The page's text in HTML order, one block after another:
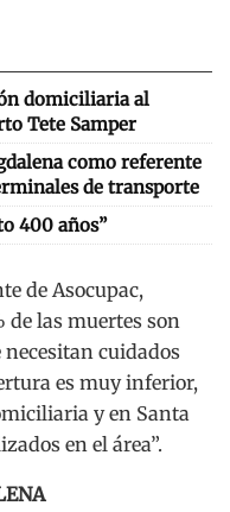
domiciliaria al
Tete Samper
como referente
de transporte
400 años”
de Asocupac,
de las muertes son
cuidados
es muy inferior,
y en Santa
en el área”.